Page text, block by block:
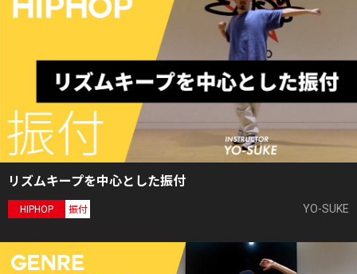
リズムキープを中心とした振付
HIPHOP 振付 YO-SUKE